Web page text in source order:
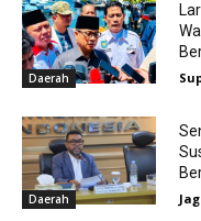
Daerah
Daerah